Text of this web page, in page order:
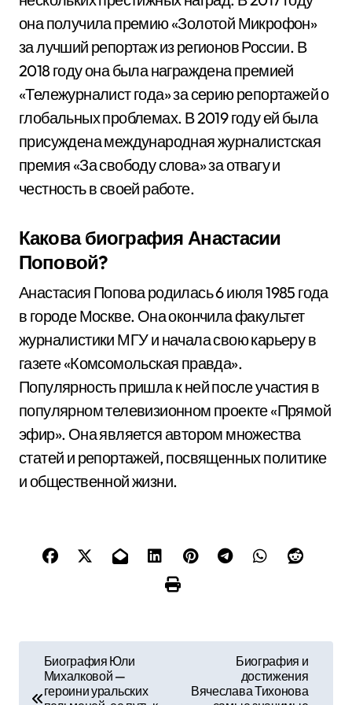
она получила премию «Золотой Микрофон»
за лучший репортаж из регионов России. В
2018 году она была награждена премией
«Тележурналист года» за серию репортажей о
глобальных проблемах. В 2019 году ей была
присуждена международная журналистская
премия «За свободу слова» за отвагу и
честность в своей работе.
Какова биография Анастасии
Поповой?
Анастасия Попова родилась 6 июля 1985 года
в городе Москве. Она окончила факультет
журналистики МГУ и начала свою карьеру в
газете «Комсомольская правда».
Популярность пришла к ней после участия в
популярном телевизионном проекте «Прямой
эфир». Она является автором множества
статей и репортажей, посвященных политике
и общественной жизни.
Биография Юли
Михалковой —
героини уральских
Биография и
достижения
Вячеслава Тихонова